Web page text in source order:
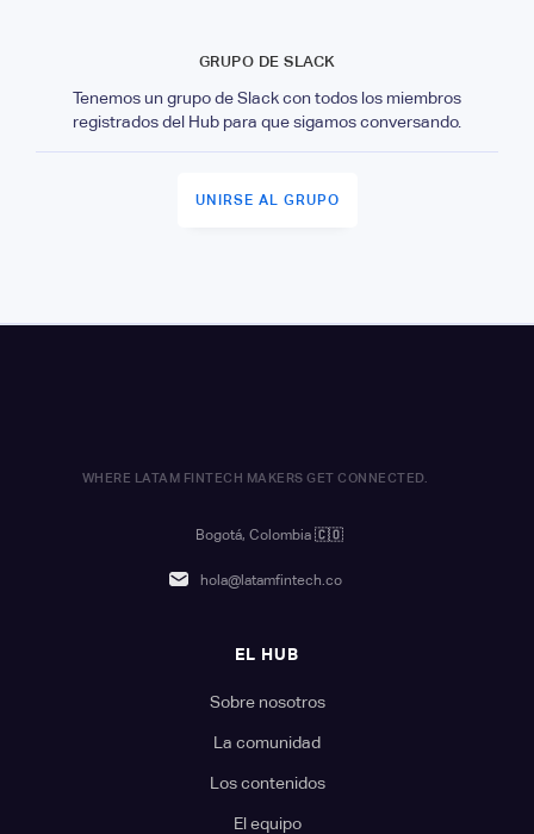
GRUPO DE SLACK
Tenemos un grupo de Slack con todos los miembros
registrados del Hub para que sigamos conversando.
UNIRSE AL GRUPO
WHERE LATAM FINTECH MAKERS GET CONNECTED.
Bogotá, Colombia 🇨🇴
hola@latamfintech.co
EL HUB
Sobre nosotros
La comunidad
Los contenidos
El equipo